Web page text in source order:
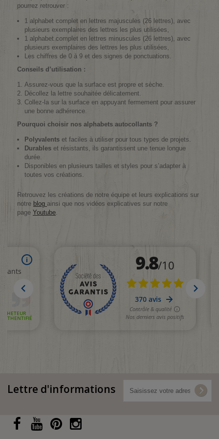
pourrez retrouver :
1 alphabet complet en lettres majuscules (26 lettres), avec
plusieurs exemplaires des lettres les plus utilisées,
1 alphabet complet en lettres minuscules (26 lettres), avec
plusieurs exemplaires des lettres les plus utilisées,
Les chiffres de 0 à 9 et des signes de ponctuations.
Conseils d’utilisation :
Assurez-vous que la surface est propre et sèche.
Décollez la lettre souhaitée délicatement.
Collez-la sur la surface en appuyant fermement pour assurer
une bonne adhérence.
Pourquoi choisir nos alphabets autocollants ?
Polyvalents et faciles à utiliser pour tous types de projets.
Durables et résistants, ils garantissent une tenue longue
durée.
Disponibles en plusieurs tailles et styles pour s’adapter à
toutes vos créations.
Retrouvez les créations de notre équipe et leurs explications sur
notre blog ainsi que nos vidéos explicatives sur notre
page Youtube.
Lettre d'informations